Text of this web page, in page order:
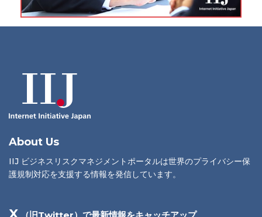
About Us
IIJ ビジネスリスクマネジメントポータルは世界のプライバシー保
護規制対応を支援する情報を発信しています。
X